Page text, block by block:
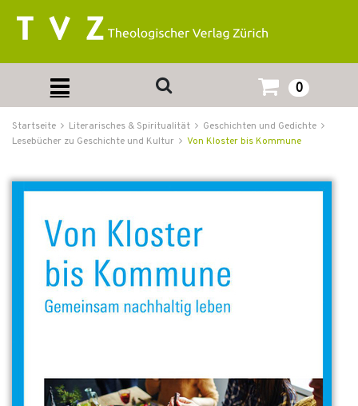
0
Startseite Literarisches & Spiritualität
Geschichten und Gedichte
Lesebücher zu Geschichte und Kultur
Von Kloster bis Kommune